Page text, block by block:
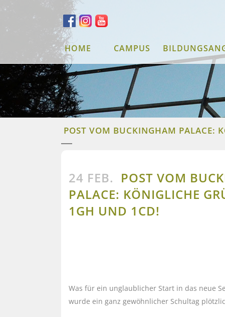
HOME CAMPUS
POST VOM BUCKINGHAM PALACE:
24 FEB. POST VOM
PALACE: KÖNIGLICHE
GH UND 1CD!
Was für ein unglaublicher Start in das neue
wurde ein ganz gewöhnlicher Schultag